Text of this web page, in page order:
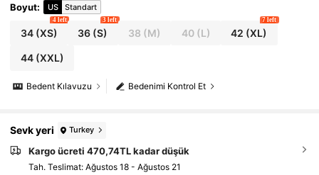
Boyut: US Standart
34(XS)
4 left
36 (S)
3 left
38 (M) 40(L) 42 (XL)
7 left
44(XXL)
Bedenimi Kontrol Et
Bedent Kılavuzu
Sevk yeri Turkey
Kargo ücreti 470,74TL kadar düşük
Tah. Teslimat: Ağustos 18 - Ağustos 21